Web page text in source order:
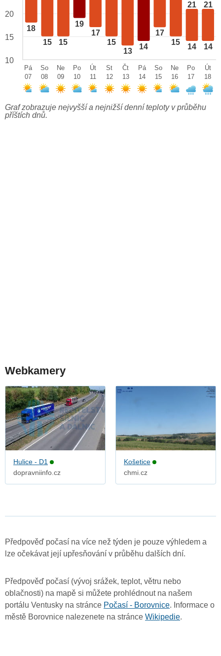
18
15 15
19
17
15
13
14
17
15
21
14
21
14
20
15
10
Pá
07
So
08
Ne
09
Po
10
Út
11
St
12
Čt
13
Pá
14
So
15
Ne
16
Po
17
Út
18
Graf zobrazuje nejvyšší a nejnižší denní teploty v průběhu
příštích dnů.
Webkamery
Hulice - D1
dopravniinfo.cz
Košetice
chmi.cz
Předpověď počasí na více než týden je pouze výhledem a
lze očekávat její upřesňování v průběhu dalších dní.
Předpověď počasí (vývoj srážek, teplot, větru nebo
oblačnosti) na mapě si můžete prohlédnout na našem
portálu Ventusky na stránce Počasí - Borovnice. Informace o
městě Borovnice nalezenete na stránce Wikipedie.